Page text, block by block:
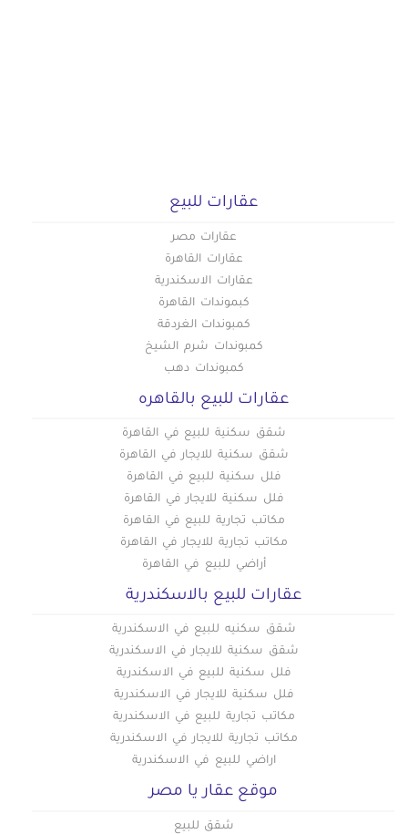
عقارات للبيع
عقارات مصر
عقارات القاهرة
عقارات الاسكندرية
كبموندات القاهرة
كمبوندات الغردقة
كمبوندات شرم الشيخ
كمبوندات دهب
عقارات للبيع بالقاهره
شقق سكنية للبيع في القاهرة
شقق سكنية للايجار في القاهرة
فلل سكنية للبيع في القاهرة
فلل سكنية للايجار في القاهرة
مكاتب تجارية للبيع في القاهرة
مكاتب تجارية للايجار في القاهرة
أراضي للبيع في القاهرة
عقارات للبيع بالاسكندرية
شقق سكنيه للبيع في الاسكندرية
شقق سكنية للايجار في الاسكندرية
فلل سكنية للبيع في الاسكندرية
فلل سكنية للايجار في الاسكندرية
مكاتب تجارية للبيع في الاسكندرية
مكاتب تجارية للايجار في الاسكندرية
اراضي للبيع في الاسكندرية
موقع عقار يا مصر
شقق للبيع